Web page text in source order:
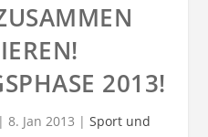
2013!
| 8. Jan 2013 | Sport und